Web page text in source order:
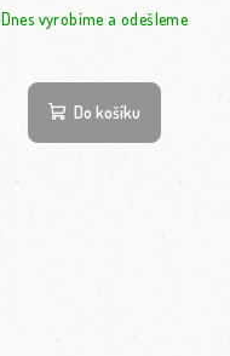
Dnes vyrobíme a odešleme
Do košíku